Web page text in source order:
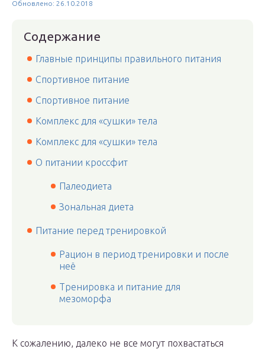
Обновлено: 26.10.2018
Содержание
Главные принципы правильного питания
Спортивное питание
Спортивное питание
Комплекс для «сушки» тела
Комплекс для «сушки» тела
О питании кроссфит
Палеодиета
Зональная диета
Питание перед тренировкой
Рацион в период тренировки и после
неё
Тренировка и питание для
мезоморфа
К сожалению, далеко не все могут похвастаться